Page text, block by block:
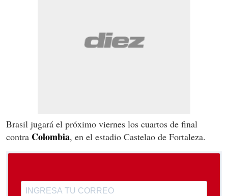
Brasil jugará el próximo viernes los cuartos de final
contra Colombia, en el estadio Castelao de Fortaleza.